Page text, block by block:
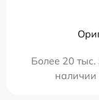
Более 20 тыс.
наличии